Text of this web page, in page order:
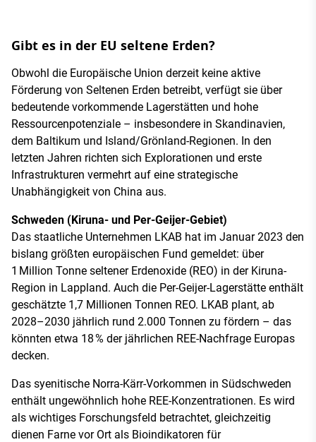
Gibt es in der EU seltene Erden?
Obwohl die Europäische Union derzeit keine aktive
Förderung von Seltenen Erden betreibt, verfügt sie über
bedeutende vorkommende Lagerstätten und hohe
Ressourcenpotenziale – insbesondere in Skandinavien,
dem Baltikum und Island/Grönland-Regionen. In den
letzten Jahren richten sich Explorationen und erste
Infrastrukturen vermehrt auf eine strategische
Unabhängigkeit von China aus.
Schweden (Kiruna- und Per-Geijer-Gebiet)
Das staatliche Unternehmen LKAB hat im Januar 2023 den
bislang größten europäischen Fund gemeldet: über
1 Million Tonne seltener Erdenoxide (REO) in der Kiruna-
Region in Lappland. Auch die Per-Geijer-Lagerstätte enthält
geschätzte 1,7 Millionen Tonnen REO. LKAB plant, ab
2028–2030 jährlich rund 2.000 Tonnen zu fördern – das
könnten etwa 18 % der jährlichen REE-Nachfrage Europas
decken.
Das syenitische Norra-Kärr-Vorkommen in Südschweden
enthält ungewöhnlich hohe REE-Konzentrationen. Es wird
als wichtiges Forschungsfeld betrachtet, gleichzeitig
dienen Farne vor Ort als Bioindikatoren für